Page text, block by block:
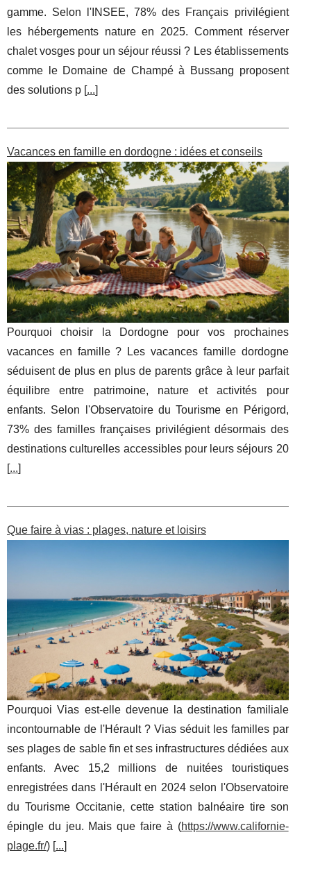
gamme. Selon l'INSEE, 78% des Français privilégient
les hébergements nature en 2025. Comment réserver
chalet vosges pour un séjour réussi ? Les établissements
comme le Domaine de Champé à Bussang proposent
des solutions p [...]
Vacances en famille en dordogne : idées et conseils
Pourquoi choisir la Dordogne pour vos prochaines
vacances en famille ? Les vacances famille dordogne
séduisent de plus en plus de parents grâce à leur parfait
équilibre entre patrimoine, nature et activités pour
enfants. Selon l'Observatoire du Tourisme en Périgord,
73% des familles françaises privilégient désormais des
destinations culturelles accessibles pour leurs séjours 20
[...]
Que faire à vias : plages, nature et loisirs
Pourquoi Vias est-elle devenue la destination familiale
incontournable de l'Hérault ? Vias séduit les familles par
ses plages de sable fin et ses infrastructures dédiées aux
enfants. Avec 15,2 millions de nuitées touristiques
enregistrées dans l'Hérault en 2024 selon l'Observatoire
du Tourisme Occitanie, cette station balnéaire tire son
épingle du jeu. Mais que faire à (https://www.californie-
plage.fr/) [...]